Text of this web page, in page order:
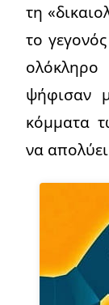
τη
το
ψήφισαν
κόμματα
να